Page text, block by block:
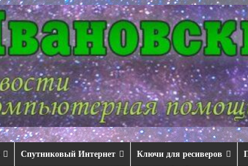
Спутниковый Интернет Ключи для ресиверов